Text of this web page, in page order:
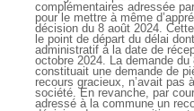
complémentaires adressée
pour le mettre à même
décision du 8 août 2024.
le point de départ du délai
administratif à la date de
octobre 2024. La demande
constituait une demande de
recours gracieux, n’avait pas
société. En revanche, par
adressé à la commune un